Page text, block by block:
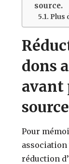
source.
Plus
dons
avant
Pour
association
réduction